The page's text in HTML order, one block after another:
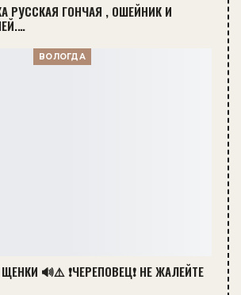
РУССКАЯ ГОНЧАЯ , ОШЕЙНИК И
ВОЛОГДА
🔊⚠️ ❗ЧЕРЕПОВЕЦ❗ НЕ ЖАЛЕЙТЕ